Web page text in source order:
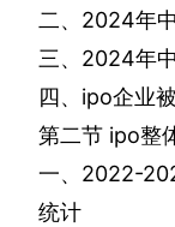
二、 2024年
三、 2024年
四、 ipo企业
第二节 ipo整
一、 2022-
统计